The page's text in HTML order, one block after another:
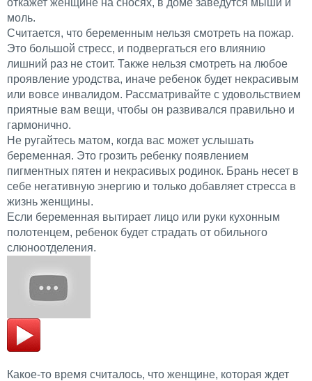
откажет женщине на сносях, в доме заведутся мыши и
моль.
Считается, что беременным нельзя смотреть на пожар.
Это большой стресс, и подвергаться его влиянию
лишний раз не стоит. Также нельзя смотреть на любое
проявление уродства, иначе ребенок будет некрасивым
или вовсе инвалидом. Рассматривайте с удовольствием
приятные вам вещи, чтобы он развивался правильно и
гармонично.
Не ругайтесь матом, когда вас может услышать
беременная. Это грозить ребенку появлением
пигментных пятен и некрасивых родинок. Брань несет в
себе негативную энергию и только добавляет стресса в
жизнь женщины.
Если беременная вытирает лицо или руки кухонным
полотенцем, ребенок будет страдать от обильного
слюноотделения.
Какое-то время считалось, что женщине, которая ждет